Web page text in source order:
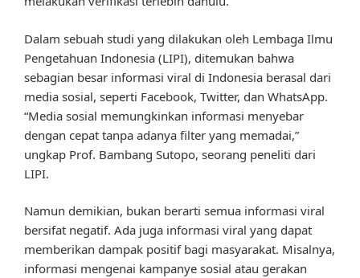
Dalam sebuah studi yang dilakukan oleh Lembaga Ilmu
Pengetahuan Indonesia (LIPI), ditemukan bahwa
sebagian besar informasi viral di Indonesia berasal dari
media sosial, seperti Facebook, Twitter, dan WhatsApp.
“Media sosial memungkinkan informasi menyebar
dengan cepat tanpa adanya filter yang memadai,”
ungkap Prof. Bambang Sutopo, seorang peneliti dari
LIPI.
Namun demikian, bukan berarti semua informasi viral
bersifat negatif. Ada juga informasi viral yang dapat
memberikan dampak positif bagi masyarakat. Misalnya,
informasi mengenai kampanye sosial atau gerakan